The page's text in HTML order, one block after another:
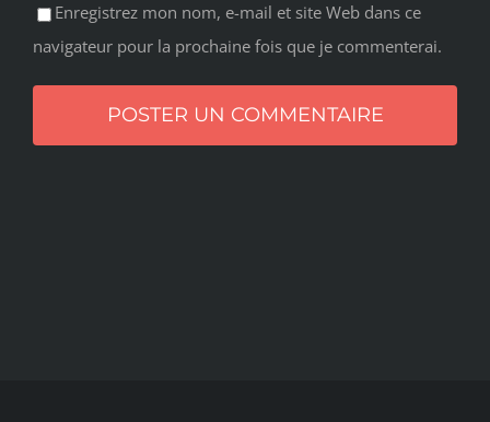
Enregistrez mon nom, e-mail et site Web dans ce
navigateur pour la prochaine fois que je commenterai.